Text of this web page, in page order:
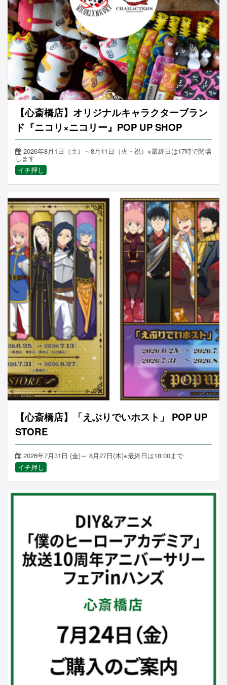
【心斎橋店】オリジナルキャラクターブラン
ド『ニコリ×ニコリー』POP UP SHOP
2026年8月1日（土）～8月11日（火・祝）※最終日は17時で閉場
します
イチ押し
【心斎橋店】「えぶりでいホスト」 POP UP
STORE
2026年7月31日 (金)～ 8月27日(木)※最終日は18:00まで
イチ押し